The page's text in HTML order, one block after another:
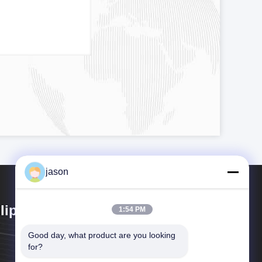
Asia Group Co., Limited
jason
1:54 PM
Good day, what product are you looking
for?